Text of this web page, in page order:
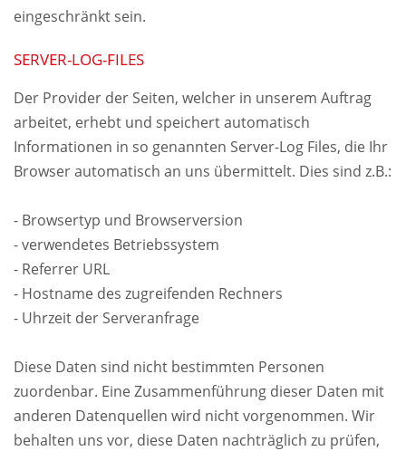
eingeschränkt sein.
SERVER-LOG-FILES
Der Provider der Seiten, welcher in unserem Auftrag
arbeitet, erhebt und speichert automatisch
Informationen in so genannten Server-Log Files, die Ihr
Browser automatisch an uns übermittelt. Dies sind z.B.:
- Browsertyp und Browserversion
- verwendetes Betriebssystem
- Referrer URL
- Hostname des zugreifenden Rechners
- Uhrzeit der Serveranfrage
Diese Daten sind nicht bestimmten Personen
zuordenbar. Eine Zusammenführung dieser Daten mit
anderen Datenquellen wird nicht vorgenommen. Wir
behalten uns vor, diese Daten nachträglich zu prüfen,